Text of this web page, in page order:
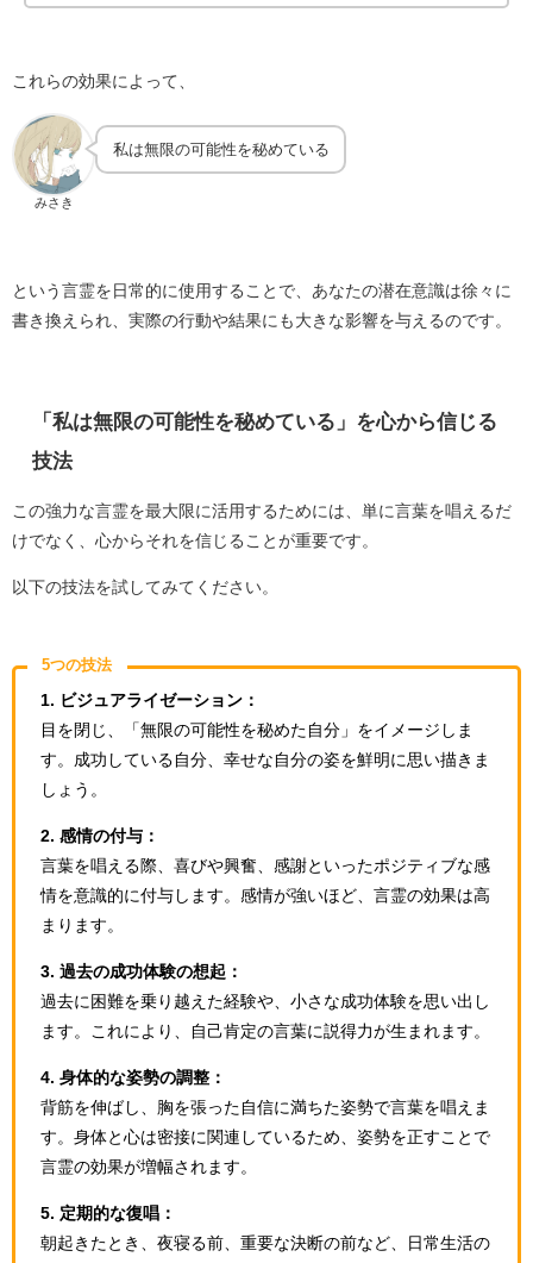
これらの効果によって、
みさき
私は無限の可能性を秘めている
という言霊を日常的に使用することで、あなたの潜在意識は徐々に
書き換えられ、実際の行動や結果にも大きな影響を与えるのです。
「私は無限の可能性を秘めている」を心から信じる
技法
この強力な言霊を最大限に活用するためには、単に言葉を唱えるだ
けでなく、心からそれを信じることが重要です。
以下の技法を試してみてください。
5つの技法
1. ビジュアライゼーション：
目を閉じ、「無限の可能性を秘めた自分」をイメージしま
す。成功している自分、幸せな自分の姿を鮮明に思い描きま
しょう。
2. 感情の付与：
言葉を唱える際、喜びや興奮、感謝といったポジティブな感
情を意識的に付与します。感情が強いほど、言霊の効果は高
まります。
3. 過去の成功体験の想起：
過去に困難を乗り越えた経験や、小さな成功体験を思い出し
ます。これにより、自己肯定の言葉に説得力が生まれます。
4. 身体的な姿勢の調整：
背筋を伸ばし、胸を張った自信に満ちた姿勢で言葉を唱えま
す。身体と心は密接に関連しているため、姿勢を正すことで
言霊の効果が増幅されます。
5. 定期的な復唱：
朝起きたとき、夜寝る前、重要な決断の前など、日常生活の